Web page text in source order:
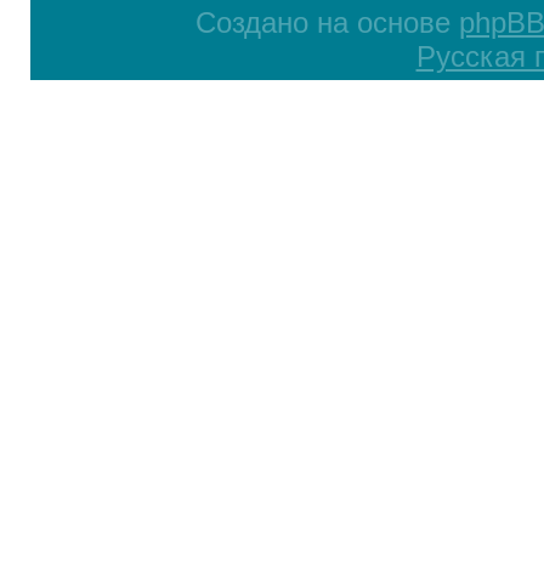
Создано на основе phpBB
Русская